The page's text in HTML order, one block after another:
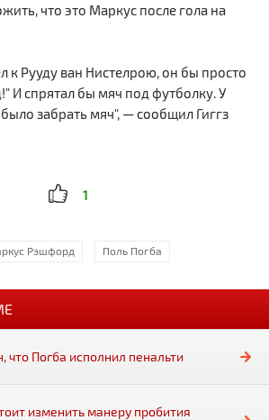
что это Маркус после гола на
к Рууду ван Нистелрою, он бы просто
И спрятал бы мяч под футболку. У
забрать мяч", — сообщил Гиггз
1
Рэшфорд Поль Погба
Погба исполнил пенальти
изменить манеру пробития